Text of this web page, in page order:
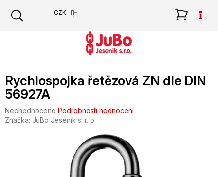
obsah
CZK
Rychlospojka řetězová ZN dle DIN
56927A
Průměrné
hodnocení
Neohodnoceno Podrobnosti hodnocení
Značka: JuBo Jeseník s. r. o.